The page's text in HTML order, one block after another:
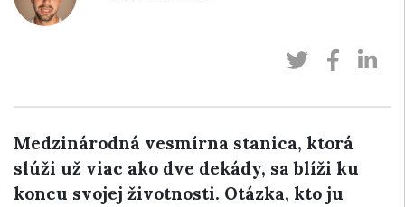
Medzinárodná vesmírna stanica, ktorá
slúži už viac ako dve dekády, sa blíži ku
koncu svojej životnosti. Otázka, kto ju